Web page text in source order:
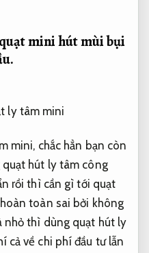
mini hút mùi bụi
mini, chắc hẳn bạn còn
quạt hút ly tâm công
rồi thì cần gì tới quạt
toàn sai bởi không
nhỏ thì dùng quạt hút ly
cả về chi phí đầu tư lẫn